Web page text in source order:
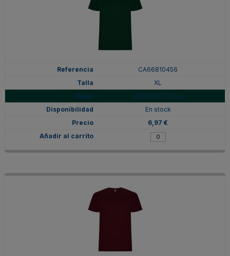
CA66810456
XL
VERDE BOTELLA
En stock
6,97 €